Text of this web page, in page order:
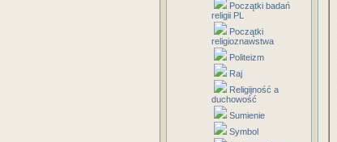
Początki badań
religii PL
Początki
religioznawstwa
Politeizm
Raj
Religijność a
duchowość
Sumienie
Symbol